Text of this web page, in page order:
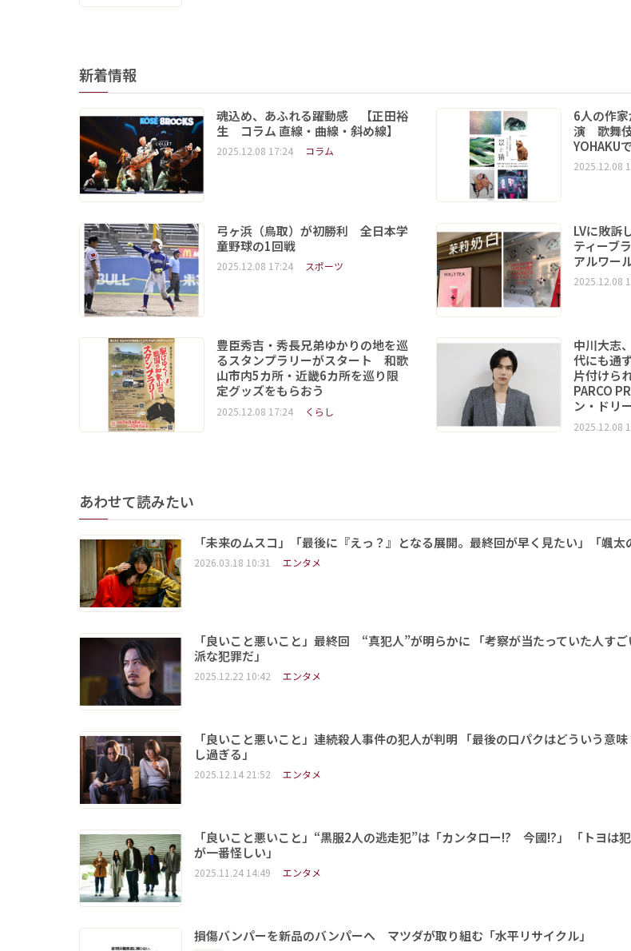
新着情報
魂込め、あふれる躍動感 【正田裕
生 コラム 直線・曲線・斜め線】
2025.12.08 17:24 コラム
6人の作
演 歌舞
YOHAKU
2025.12.08
弓ヶ浜（鳥取）が初勝利 全日本学
童野球の1回戦
2025.12.08 17:24 スポーツ
LVに敗訴
ティー
アルワー
2025.12.08
豊臣秀吉・秀長兄弟ゆかりの地を巡
るスタンプラリーがスタート 和歌
山市内5カ所・近畿6カ所を巡り限
定グッズをもらおう
2025.12.08 17:24 くらし
中川大志
代にも通
片付けら
PARCO
ン・ドリ
2025.12.08
あわせて読みたい
「未来のムスコ」「最後に『えっ？』となる展開。最終回が早く見たい」「颯太
2026.03.18 10:31 エンタメ
「良いこと悪いこと」最終回 “真犯人”が明らかに 「考察が当たっていた人す
派な犯罪だ」
2025.12.22 10:42 エンタメ
「良いこと悪いこと」連続殺人事件の犯人が判明 「最後の口パクはどういう意
し過ぎる」
2025.12.14 21:52 エンタメ
「良いこと悪いこと」“黒服2人の逃走犯”は「カンタロー!? 今國!?」 「トヨは
が一番怪しい」
2025.11.24 14:49 エンタメ
損傷バンパーを新品のバンパーへ マツダが取り組む「水平リサイクル」